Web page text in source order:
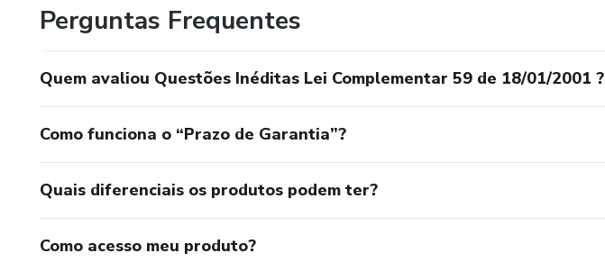
Perguntas Frequentes
Quem avaliou Questões Inéditas Lei Complementar 59 de 18/01/2001 ?
Como funciona o “Prazo de Garantia”?
Quais diferenciais os produtos podem ter?
Como acesso meu produto?